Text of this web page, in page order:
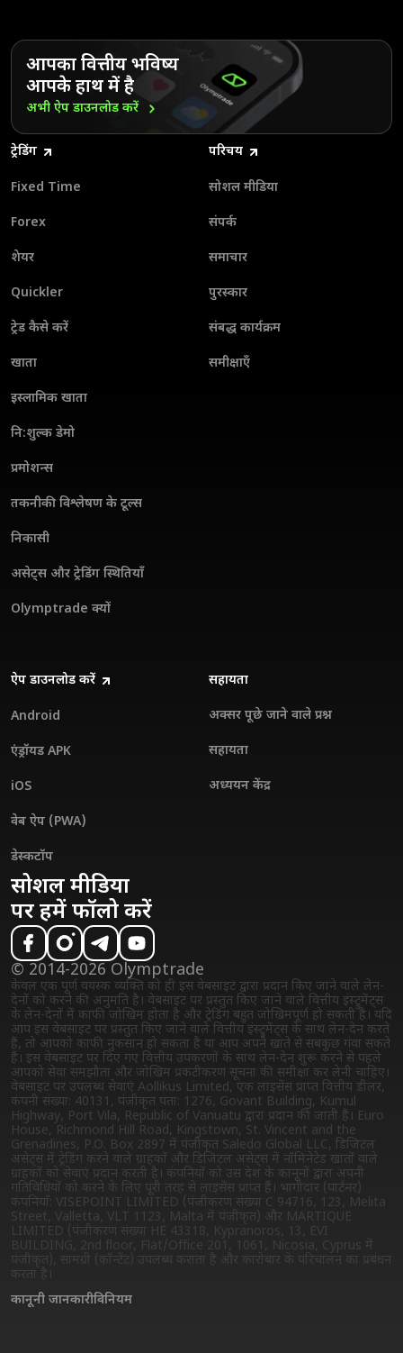
आपका वित्तीय भविष्य
आपके हाथ में है
अभी ऐप डाउनलोड करें
ट्रेडिंग
Fixed Time
Forex
शेयर
Quickler
ट्रेड कैसे करें
खाता
इस्लामिक खाता
नि:शुल्क डेमो
प्रमोशन्स
तकनीकी विश्लेषण के टूल्स
निकासी
असेट्स और ट्रेडिंग स्थितियाँ
Olymptrade क्यों
परिचय
सोशल मीडिया
संपर्क
समाचार
पुरस्कार
संबद्ध कार्यक्रम
समीक्षाएँ
ऐप डाउनलोड करें
Android
एंड्रॉयड APK
iOS
वेब ऐप (PWA)
डेस्कटॉप
सहायता
अक्सर पूछे जाने वाले प्रश्न
सहायता
अध्ययन केंद्र
सोशल मीडिया
पर हमें फॉलो करें
© 2014-2026 Olymptrade
केवल एक पूर्ण वयस्क व्यक्ति को ही इस वेबसाइट द्वारा प्रदान किए जाने वाले लेन-
देनों को करने की अनुमति है। वेबसाइट पर प्रस्तुत किए जाने वाले वित्तीय इंस्ट्रुमेंट्स
के लेन-देनों में काफी जोखिम होता है और ट्रेडिंग बहुत जोखिमपूर्ण हो सकती है। यदि
आप इस वेबसाइट पर प्रस्तुत किए जाने वाले वित्तीय इंस्ट्रुमेंट्स के साथ लेन-देन करते
हैं, तो आपको काफी नुकसान हो सकता है या आप अपने खाते से सबकुछ गंवा सकते
हैं। इस वेबसाइट पर दिए गए वित्तीय उपकरणों के साथ लेन-देन शुरू करने से पहले
आपको सेवा समझौता और जोखिम प्रकटीकरण सूचना की समीक्षा कर लेनी चाहिए।
वेबसाइट पर उपलब्ध सेवाएं Aollikus Limited, एक लाइसेंस प्राप्त वित्तीय डीलर,
कंपनी संख्या: 40131, पंजीकृत पता: 1276, Govant Building, Kumul
Highway, Port Vila, Republic of Vanuatu द्वारा प्रदान की जाती हैं। Euro
House, Richmond Hill Road, Kingstown, St. Vincent and the
Grenadines, P.O. Box 2897 में पंजीकृत Saledo Global LLC, डिजिटल
असेट्स में ट्रेडिंग करने वाले ग्राहकों और डिजिटल असेट्स में नॉमिनेटेड खातों वाले
ग्राहकों को सेवाएं प्रदान करती है। कंपनियों को उस देश के कानूनों द्वारा अपनी
गतिविधियों को करने के लिए पूरी तरह से लाइसेंस प्राप्त हैं। भागीदार (पार्टनर)
कंपनियाँ: VISEPOINT LIMITED (पंजीकरण संख्या C 94716, 123, Melita
Street, Valletta, VLT 1123, Malta में पंजीकृत) और MARTIQUE
LIMITED (पंजीकरण संख्या HE 43318, Kypranoros, 13, EVI
BUILDING, 2nd floor, Flat/Office 201, 1061, Nicosia, Cyprus में
पंजीकृत), सामग्री (कॉन्टेंट) उपलब्ध कराता है और कारोबार के परिचालन का प्रबंधन
करता है।
कानूनी जानकारीविनियम